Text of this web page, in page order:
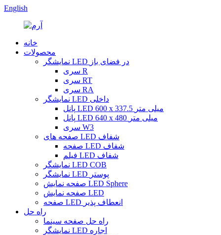
English
خانه
محصولات
نمایشگر LED در فضای باز
سری R
سری RT
سری RA
نمایشگر LED داخلی
پانل LED 600 x 337.5 میلی متر
پانل LED 640 x 480 میلی متر
سری W3
صفحه های LED شفاف
صفحه LED شفاف
فیلم LED شفاف
نمایشگر LED COB
نمایشگر LED پوستر
صفحه نمایش LED Sphere
صفحه نمایش LED
صفحه LED انعطاف پذیر
راه حل
راه حل صفحه سینما
نمایشگر LED اجاره